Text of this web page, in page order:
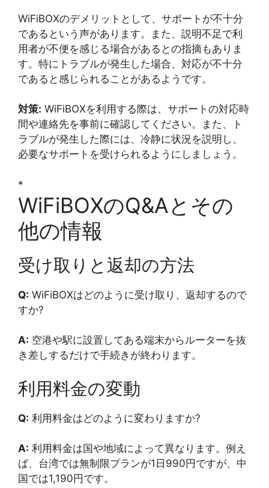
WiFiBOXのデメリットとして、サポートが不十分
であるという声があります。また、説明不足で利
用者が不便を感じる場合があるとの指摘もありま
す。特にトラブルが発生した場合、対応が不十分
であると感じられることがあるようです。
対策: WiFiBOXを利用する際は、サポートの対応時
間や連絡先を事前に確認してください。また、ト
ラブルが発生した際には、冷静に状況を説明し、
必要なサポートを受けられるようにしましょう。
*
WiFiBOXのQ&Aとその
他の情報
受け取りと返却の方法
Q: WiFiBOXはどのように受け取り、返却するので
すか?
A: 空港や駅に設置してある端末からルーターを抜
き差しするだけで手続きが終わります。
利用料金の変動
Q: 利用料金はどのように変わりますか?
A: 利用料金は国や地域によって異なります。例え
ば、台湾では無制限プランが1日990円ですが、中
国では1,190円です。